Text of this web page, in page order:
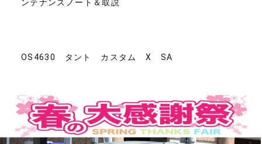
ンテナンスノート＆取説
OS4630 タント カスタム X SA